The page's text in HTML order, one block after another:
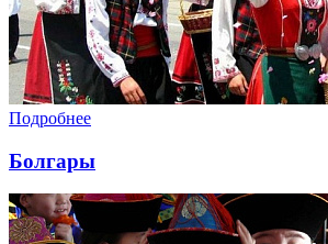
Подробнее
Болгары